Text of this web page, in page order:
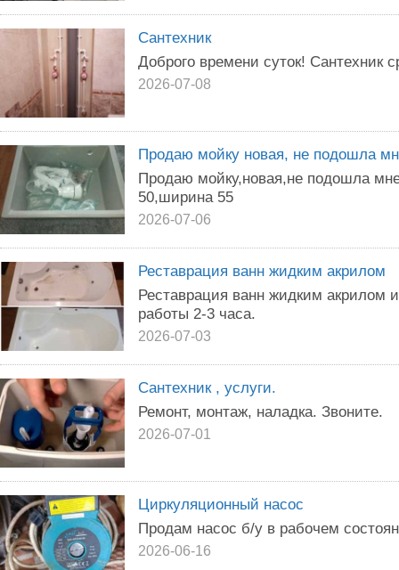
Сантехник
Доброго времени суток! Сантехник
2026-07-08
Продаю мойку новая, не подошла
Продаю мойку,новая,не подошла
50,ширина 55
2026-07-06
Реставрация ванн жидким акрилом
Реставрация ванн жидким
работы 2-3 часа.
2026-07-03
Сантехник , услуги.
Ремонт, монтаж, наладка. Звоните.
2026-07-01
Циркуляционный насос
Продам насос б/у в рабочем
2026-06-16